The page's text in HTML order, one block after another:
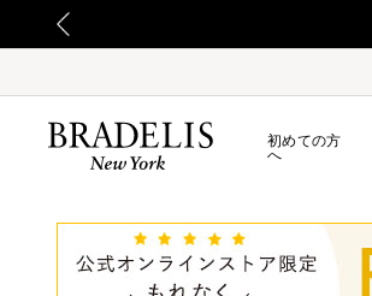
初めての方
へ